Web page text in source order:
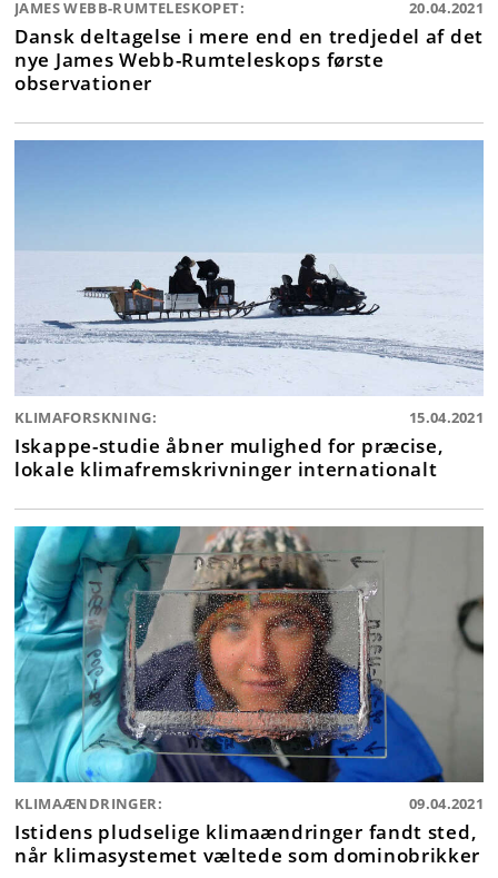
JAMES WEBB-RUMTELESKOPET: 20.04.2021
Dansk deltagelse i mere end en tredjedel af det
nye James Webb-Rumteleskops første
observationer
KLIMAFORSKNING: 15.04.2021
Iskappe-studie åbner mulighed for præcise,
lokale klimafremskrivninger internationalt
KLIMAÆNDRINGER: 09.04.2021
Istidens pludselige klimaændringer fandt sted,
når klimasystemet væltede som dominobrikker